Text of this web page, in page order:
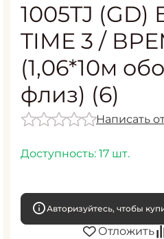
1005TJ (GD)
TIME 3 /
(1,06*10м
флиз) (6)
Написать
Доступность: 17 шт.
Авторизуйтесь, чтобы
Отложить